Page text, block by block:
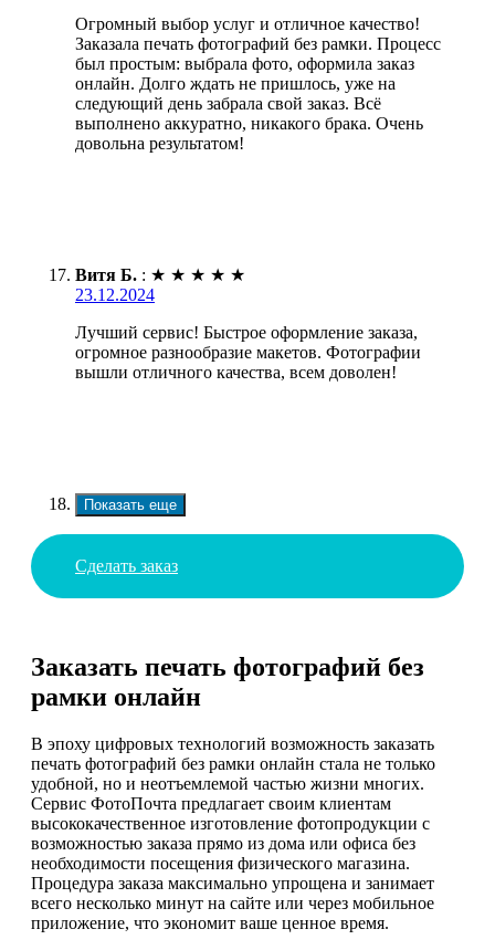
Огромный выбор услуг и отличное качество!
Заказала печать фотографий без рамки. Процесс
был простым: выбрала фото, оформила заказ
онлайн. Долго ждать не пришлось, уже на
следующий день забрала свой заказ. Всё
выполнено аккуратно, никакого брака. Очень
довольна результатом!
Витя Б. : ★ ★ ★ ★ ★
23.12.2024
Лучший сервис! Быстрое оформление заказа,
огромное разнообразие макетов. Фотографии
вышли отличного качества, всем доволен!
Показать еще
Сделать заказ
Заказать печать фотографий без
рамки онлайн
В эпоху цифровых технологий возможность заказать
печать фотографий без рамки онлайн стала не только
удобной, но и неотъемлемой частью жизни многих.
Сервис ФотоПочта предлагает своим клиентам
высококачественное изготовление фотопродукции с
возможностью заказа прямо из дома или офиса без
необходимости посещения физического магазина.
Процедура заказа максимально упрощена и занимает
всего несколько минут на сайте или через мобильное
приложение, что экономит ваше ценное время.